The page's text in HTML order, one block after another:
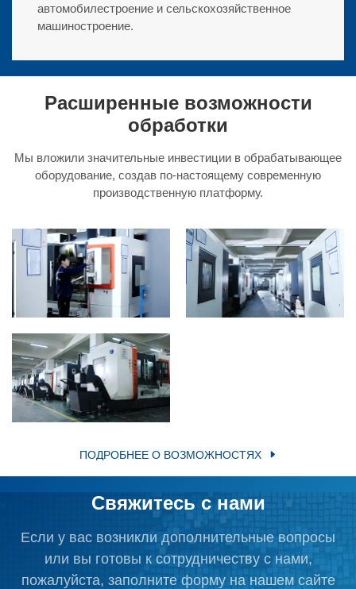
автомобилестроение и сельскохозяйственное
машиностроение.
Расширенные возможности
обработки
Мы вложили значительные инвестиции в обрабатывающее
оборудование, создав по-настоящему современную
производственную платформу.
ПОДРОБНЕЕ О ВОЗМОЖНОСТЯХ
Свяжитесь с нами
Если у вас возникли дополнительные вопросы
или вы готовы к сотрудничеству с нами,
пожалуйста, заполните форму на нашем сайте